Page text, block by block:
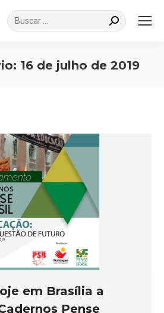
Search:
16 de julho de 2019
em Brasília a
Pense